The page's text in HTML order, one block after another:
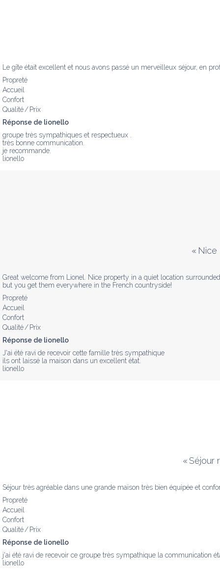
Le gîte était excellent et nous avons passé un merveilleux séjour, en
Propreté
Accueil
Confort
Qualité / Prix
Réponse de lionello
groupe très sympathiques et respectueux .
très bonne communication.
je recommande.
lionello
« Nice
Great welcome from Lionel. Nice property in a quiet location
but you get them everywhere in the French countryside!
Propreté
Accueil
Confort
Qualité / Prix
Réponse de lionello
J'ai été ravi de recevoir cette famille très sympathique
ils ont laissé la maison dans un excellent état.
lionello
« Séjour
Séjour très agréable dans une grande maison très bien équipée et
Propreté
Accueil
Confort
Qualité / Prix
Réponse de lionello
j'ai été ravi de recevoir ce groupe très sympathique la communication
lionello